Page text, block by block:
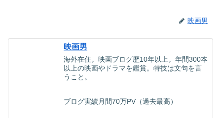
映画男
映画男
海外在住。映画ブログ歴10年以上。年間300本
以上の映画やドラマを鑑賞。特技は文句を言
うこと。
ブログ実績月間70万PV（過去最高）